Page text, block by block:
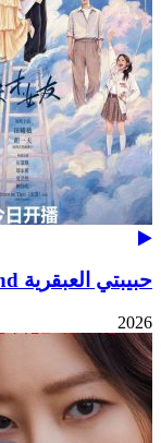
حبيبتي العبقرية Genius Girlfriend
2026